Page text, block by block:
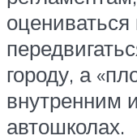
городу, а
внутренним
автошколах.